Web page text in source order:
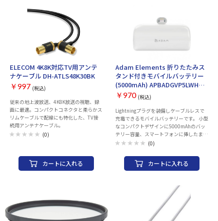
ELECOM 4K8K対応TV用アンテ
ナケーブル DH-ATLS48K30BK
￥997 (税込)
従来の地上波放送、4K8K放送の視聴、録
画に最適。コンパクトコネクタと柔らかス
リムケーブルで配線にも特化した、TV接
続用アンテナケーブル。
(0)
カートに入れる
Adam Elements 折りたたみス
タンド付きモバイルバッテリー
(5000mAh) APBADGVP5LWH
[ホワイト]
￥970 (税込)
Lightningプラグを装備しケーブルレスで
充電できるモバイルバッテリーです。 小型
なコンパクトデザインに5000mAhのバッ
テリー容量、スマートフォンに挿したまま
使えるので、充電しながらの通話や動画視
(0)
カートに入れる